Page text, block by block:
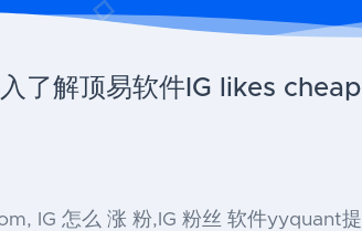
入了解顶易软件IG likes
IG 怎么 涨 粉,IG 粉丝 软件yyquant